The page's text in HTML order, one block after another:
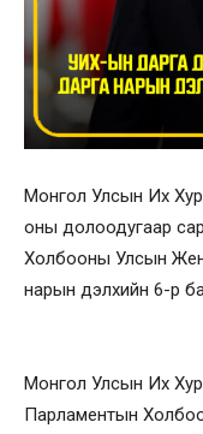
Монгол Улсын Их
оны долоодугаар
Холбооны Улсын
нарын дэлхийн 6-р
Монгол Улсын Их
Парламентын